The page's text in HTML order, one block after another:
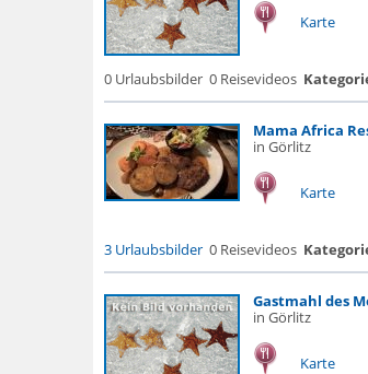
Karte
0 Urlaubsbilder 0 Reisevideos
Mama Africa
in Görlitz
Karte
3 Urlaubsbilder 0 Reisevideos
Gastmahl des
in Görlitz
Karte